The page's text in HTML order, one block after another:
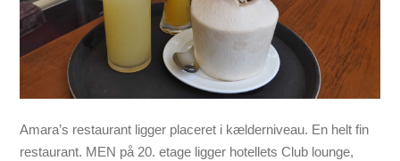
Amara’s restaurant ligger placeret i kælderniveau. En helt fin
restaurant. MEN på 20. etage ligger hotellets Club lounge,